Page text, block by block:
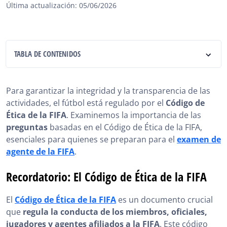
Última actualización: 05/06/2026
TABLA DE CONTENIDOS
¿Por qué realizar Preguntas del Código de Ética de la
FIFA para prepararse para el examen de agente FIFA?
Ventajas de las Preguntas del Código de Ética de la
FIFA
Consejos para Tener Éxito en las Preguntas del Código
Tipos Comunes de Preguntas en el Código de Ética de
la FIFA
Preguntas del Código de Ética de la FIFA, en Resumen
Para garantizar la integridad y la transparencia de las
actividades, el fútbol está regulado por el Código de
Ética de la FIFA. Examinemos la importancia de las
preguntas basadas en el Código de Ética de la FIFA,
esenciales para quienes se preparan para el examen de
agente de la FIFA.
Recordatorio: El Código de Ética de la FIFA
El Código de Ética de la FIFA es un documento crucial
que regula la conducta de los miembros, oficiales,
jugadores y agentes afiliados a la FIFA. Este código